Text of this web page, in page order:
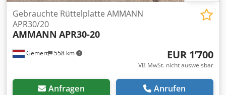
Gemert 558 km
Gebrauchte Rüttelplatte AMMANN
APR30/20
AMMANN APR30-20
EUR 1’700
VB MwSt. nicht ausweisbar
Anfragen Anrufen